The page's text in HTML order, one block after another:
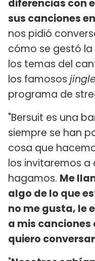
diferencias con
sus canciones
nos pidió
cómo se gestó
los temas del
los famosos
programa de
"Bersuit es una
siempre se han
cosa que
los invitaremos
hagamos. Me
algo de lo que
no me gusta, le
a mis
quiero